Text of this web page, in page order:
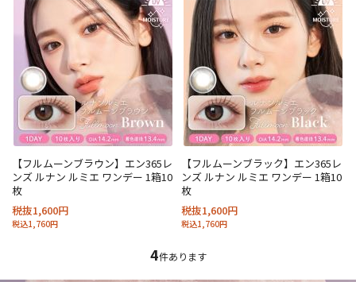
【フルムーンブラウン】エン365レ
ンズ ルナン ルミエ ワンデー 1箱10
枚
税抜1,600円
税込1,760円
【フルムーンブラック】エン365レ
ンズ ルナン ルミエ ワンデー 1箱10
枚
税抜1,600円
税込1,760円
4件あります